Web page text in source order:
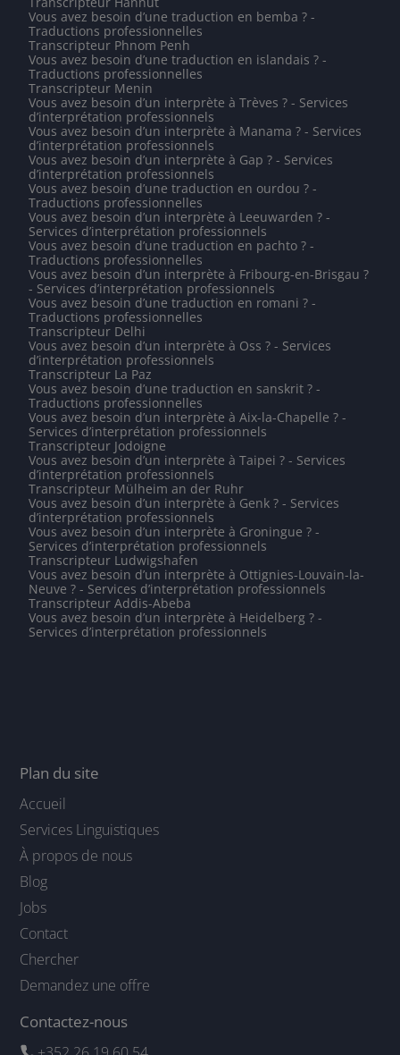
Vous avez besoin d’une traduction en bemba ? -
Traductions professionnelles
Transcripteur Phnom Penh
Vous avez besoin d’une traduction en islandais ? -
Traductions professionnelles
Transcripteur Menin
Vous avez besoin d’un interprète à Trèves ? - Services
d’interprétation professionnels
Vous avez besoin d’un interprète à Manama ? - Services
d’interprétation professionnels
Vous avez besoin d’un interprète à Gap ? - Services
d’interprétation professionnels
Vous avez besoin d’une traduction en ourdou ? -
Traductions professionnelles
Vous avez besoin d’un interprète à Leeuwarden ? -
Services d’interprétation professionnels
Vous avez besoin d’une traduction en pachto ? -
Traductions professionnelles
Vous avez besoin d’un interprète à Fribourg-en-Brisgau ?
- Services d’interprétation professionnels
Vous avez besoin d’une traduction en romani ? -
Traductions professionnelles
Transcripteur Delhi
Vous avez besoin d’un interprète à Oss ? - Services
d’interprétation professionnels
Transcripteur La Paz
Vous avez besoin d’une traduction en sanskrit ? -
Traductions professionnelles
Vous avez besoin d’un interprète à Aix-la-Chapelle ? -
Services d’interprétation professionnels
Transcripteur Jodoigne
Vous avez besoin d’un interprète à Taipei ? - Services
d’interprétation professionnels
Transcripteur Mülheim an der Ruhr
Vous avez besoin d’un interprète à Genk ? - Services
d’interprétation professionnels
Vous avez besoin d’un interprète à Groningue ? -
Services d’interprétation professionnels
Transcripteur Ludwigshafen
Vous avez besoin d’un interprète à Ottignies-Louvain-la-
Neuve ? - Services d’interprétation professionnels
Transcripteur Addis-Abeba
Vous avez besoin d’un interprète à Heidelberg ? -
Services d’interprétation professionnels
Plan du site
Accueil
Services Linguistiques
À propos de nous
Blog
Jobs
Contact
Chercher
Demandez une offre
Contactez-nous